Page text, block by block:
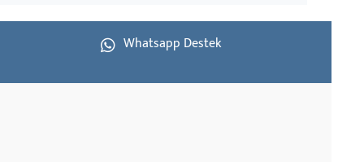
Whatsapp Destek